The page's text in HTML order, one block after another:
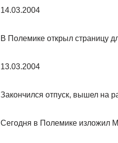
14.03.2004
В Полемике открыл страницу
13.03.2004
Закончился отпуск, вышел на
Сегодня в Полемике изложил